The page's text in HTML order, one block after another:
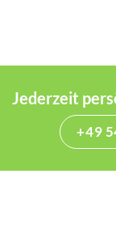
Jederzeit
+49